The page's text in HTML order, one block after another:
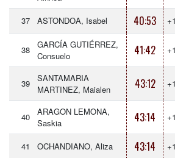
37
ASTONDOA, Isabel 40:53
38
GARCÍA GUTIÉRREZ,
Consuelo
41:42
39
SANTAMARIA
MARTINEZ, Maialen
43:12
40
ARAGON LEMONA,
Saskia
43:14
41 OCHANDIANO, Aliza 43:14